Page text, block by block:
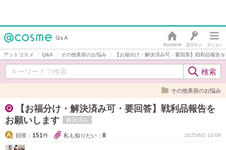
アットコスメ Q&A その他美容のお悩み 【お福分け・解決済み可・要回答】戦利品報告
その他美容のお悩み
【お福分け・解決済み可・要回答】戦利品報告を
お願いします
解決済み
回答： 151件 私も知りたい： 8 2025/6/2 10:09